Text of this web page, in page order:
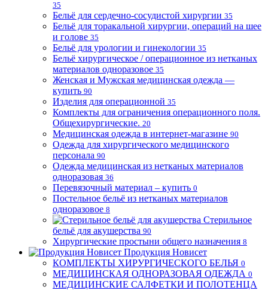
35
Бельё для сердечно-сосудистой хирургии 35
Бельё для торакальной хирургии, операций на шее
и голове 35
Бельё для урологии и гинекологии 35
Бельё хирургическое / операционное из нетканых
материалов одноразовое 35
Женская и Мужская медицинская одежда —
купить 90
Изделия для операционной 35
Комплекты для ограничения операционного поля.
Общехирургические. 20
Медицинская одежда в интернет-магазине 90
Одежда для хирургического медицинского
персонала 90
Одежда медицинская из нетканых материалов
одноразовая 36
Перевязочный материал – купить 0
Постельное бельё из нетканых материалов
одноразовое 8
Стерильное
бельё для акушерства 90
Хирургические простыни общего назначения 8
Продукция Новисет
КОМПЛЕКТЫ ХИРУРГИЧЕСКОГО БЕЛЬЯ 0
МЕДИЦИНСКАЯ ОДНОРАЗОВАЯ ОДЕЖДА 0
МЕДИЦИНСКИЕ САЛФЕТКИ И ПОЛОТЕНЦА